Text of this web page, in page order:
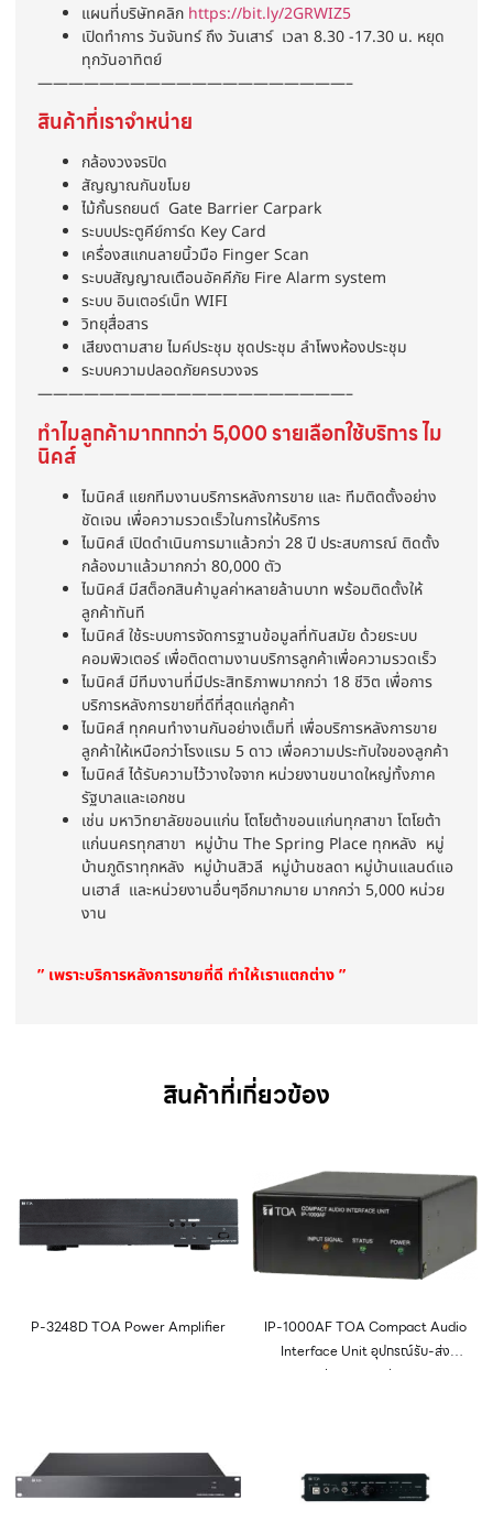
แผนที่บริษัทคลิก https://bit.ly/2GRWIZ5
เปิดทำการ วันจันทร์ ถึง วันเสาร์ เวลา 8.30 -17.30 น. หยุด
ทุกวันอาทิตย์
————————————————————–
สินค้าที่เราจำหน่าย
กล้องวงจรปิด
สัญญาณกันขโมย
ไม้กั้นรถยนต์ Gate Barrier Carpark
ระบบประตูคีย์การ์ด Key Card
เครื่องสแกนลายนิ้วมือ Finger Scan
ระบบสัญญาณเตือนอัคคีภัย Fire Alarm system
ระบบ อินเตอร์เน็ท WIFI
วิทยุสื่อสาร
เสียงตามสาย ไมค์ประชุม ชุดประชุม ลำโพงห้องประชุม
ระบบความปลอดภัยครบวงจร
————————————————————–
ทำไมลูกค้ามากกกว่า 5,000 รายเลือกใช้บริการ ไม
นิคส์
ไมนิคส์ แยกทีมงานบริการหลังการขาย และ ทีมติดตั้งอย่าง
ชัดเจน เพื่อความรวดเร็วในการให้บริการ
ไมนิคส์ เปิดดำเนินการมาแล้วกว่า 28 ปี ประสบการณ์ ติดตั้ง
กล้องมาแล้วมากกว่า 80,000 ตัว
ไมนิคส์ มีสต็อกสินค้ามูลค่าหลายล้านบาท พร้อมติดตั้งให้
ลูกค้าทันที
ไมนิคส์ ใช้ระบบการจัดการฐานข้อมูลที่ทันสมัย ด้วยระบบ
คอมพิวเตอร์ เพื่อติดตามงานบริการลูกค้าเพื่อความรวดเร็ว
ไมนิคส์ มีทีมงานที่มีประสิทธิภาพมากกว่า 18 ชีวิต เพื่อการ
บริการหลังการขายที่ดีที่สุดแก่ลูกค้า
ไมนิคส์ ทุกคนทำงานกันอย่างเต็มที่ เพื่อบริการหลังการขาย
ลูกค้าให้เหนือกว่าโรงแรม 5 ดาว เพื่อความประทับใจของลูกค้า
ไมนิคส์ ได้รับความไว้วางใจจาก หน่วยงานขนาดใหญ่ทั้งภาค
รัฐบาลและเอกชน
เช่น มหาวิทยาลัยขอนแก่น โตโยต้าขอนแก่นทุกสาขา โตโยต้า
แก่นนครทุกสาขา หมู่บ้าน The Spring Place ทุกหลัง หมู่
บ้านภูดิราทุกหลัง หมู่บ้านสิวลี หมู่บ้านชลดา หมู่บ้านแลนด์แอ
นเฮาส์ และหน่วยงานอื่นๆอีกมากมาย มากกว่า 5,000 หน่วย
งาน
” เพราะบริการหลังการขายที่ดี ทำให้เราแตกต่าง ”
สินค้าที่เกี่ยวข้อง
P-3248D TOA Power Amplifier
IP-1000AF TOA Compact Audio
Interface Unit อุปกรณ์รับ-ส่ง
สัญญาณ/เสียง